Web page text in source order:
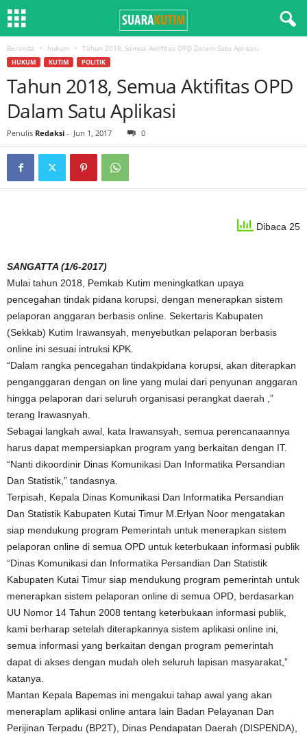
Beranda hukum Tahun 2018, Semua Aktifitas OPD Dalam Satu Aplikasi
HUKUM KUTIM POLITIK
Tahun 2018, Semua Aktifitas OPD
Dalam Satu Aplikasi
Penulis Redaksi - Jun 1, 2017 0
Dibaca 25
SANGATTA (1/6-2017)
Mulai tahun 2018, Pemkab Kutim meningkatkan upaya
pencegahan tindak pidana korupsi, dengan menerapkan sistem
pelaporan anggaran berbasis online. Sekertaris Kabupaten
(Sekkab) Kutim Irawansyah, menyebutkan pelaporan berbasis
online ini sesuai intruksi KPK.
“Dalam rangka pencegahan tindakpidana korupsi, akan diterapkan
penganggaran dengan on line yang mulai dari penyunan anggaran
hingga pelaporan dari seluruh organisasi perangkat daerah ,”
terang Irawasnyah.
Sebagai langkah awal, kata Irawansyah, semua perencanaannya
harus dapat mempersiapkan program yang berkaitan dengan IT.
“Nanti dikoordinir Dinas Komunikasi Dan Informatika Persandian
Dan Statistik,” tandasnya.
Terpisah, Kepala Dinas Komunikasi Dan Informatika Persandian
Dan Statistik Kabupaten Kutai Timur M.Erlyan Noor mengatakan
siap mendukung program Pemerintah untuk menerapkan sistem
pelaporan online di semua OPD untuk keterbukaan informasi publik
“Dinas Komunikasi dan Informatika Persandian Dan Statistik
Kabupaten Kutai Timur siap mendukung program pemerintah untuk
menerapkan sistem pelaporan online di semua OPD, berdasarkan
UU Nomor 14 Tahun 2008 tentang keterbukaan informasi publik,
kami berharap setelah diterapkannya sistem aplikasi online ini,
semua informasi yang berkaitan dengan program pemerintah
dapat di akses dengan mudah oleh seluruh lapisan masyarakat,”
katanya.
Mantan Kepala Bapemas ini mengakui tahap awal yang akan
meneraplam aplikasi online antara lain Badan Pelayanan Dan
Perijinan Terpadu (BP2T), Dinas Pendapatan Daerah (DISPENDA),